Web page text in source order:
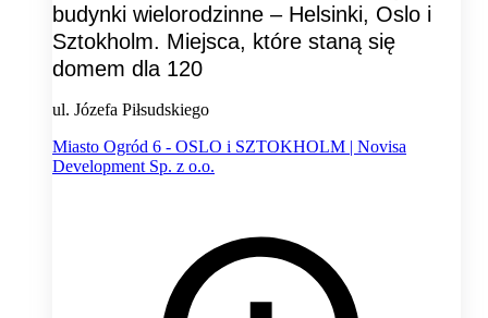
budynki wielorodzinne – Helsinki, Oslo i
Sztokholm. Miejsca, które staną się
domem dla 120
ul. Józefa Piłsudskiego
Miasto Ogród 6 - OSLO i SZTOKHOLM | Novisa
Development Sp. z o.o.